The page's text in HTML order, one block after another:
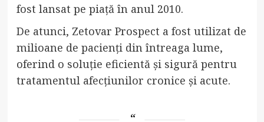
fost lansat pe piață în anul 2010.
De atunci, Zetovar Prospect a fost utilizat de
milioane de pacienți din întreaga lume,
oferind o soluție eficientă și sigură pentru
tratamentul afecțiunilor cronice și acute.